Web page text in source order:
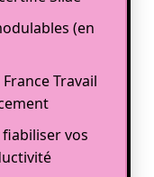
(en
Travail
vos